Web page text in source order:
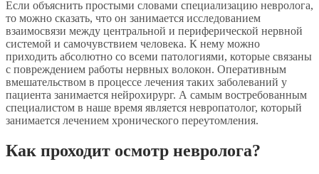
Если объяснить простыми словами специализацию невролога,
то можно сказать, что он занимается исследованием
взаимосвязи между центральной и периферической нервной
системой и самочувствием человека. К нему можно
приходить абсолютно со всеми патологиями, которые связаны
с повреждением работы нервных волокон. Оперативным
вмешательством в процессе лечения таких заболеваний у
пациента занимается нейрохирург. А самым востребованным
специалистом в наше время является невропатолог, который
занимается лечением хронического переутомления.
Как проходит осмотр невролога?